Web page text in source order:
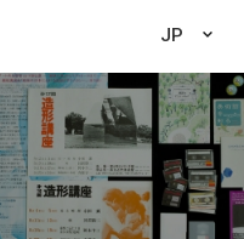
JP